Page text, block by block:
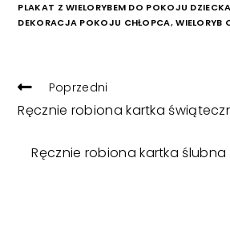
PLAKAT Z WIELORYBEM DO POKOJU DZIECKA
DEKORACJA POKOJU CHŁOPCA, WIELORYB
READ
ARTICLES
Poprzedni
Ręcznie robiona kartka
Ręcznie robiona kartka ślubna